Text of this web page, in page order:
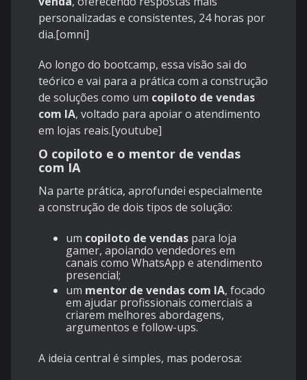
personalizadas e consistentes, 24 horas por
dia.[omni]
Ao longo do bootcamp, essa visão sai do
teórico e vai para a prática com a construção
de soluções como um copiloto de vendas
com IA, voltado para apoiar o atendimento
em lojas reais.[youtube]
O copiloto e o mentor de vendas
com IA
Na parte prática, aprofundei especialmente
a construção de dois tipos de solução:
um copiloto de vendas para loja
gamer, apoiando vendedores em
canais como WhatsApp e atendimento
presencial;
um mentor de vendas com IA, focado
em ajudar profissionais comerciais a
criarem melhores abordagens,
argumentos e follow-ups.
A ideia central é simples, mas poderosa: